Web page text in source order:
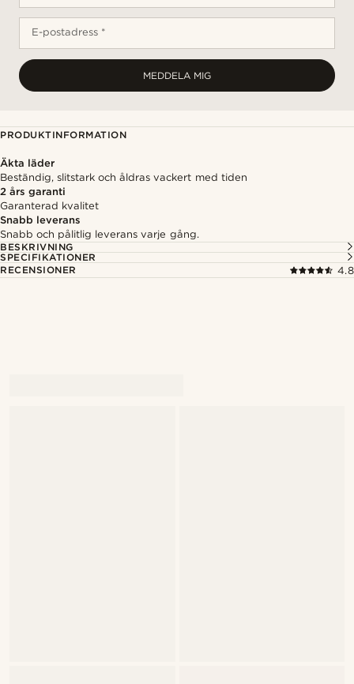
E-postadress *
MEDDELA MIG
PRODUKTINFORMATION
Äkta läder
Beständig, slitstark och åldras vackert med tiden
2 års garanti
Garanterad kvalitet
Snabb leverans
Snabb och pålitlig leverans varje gång.
BESKRIVNING
SPECIFIKATIONER
RECENSIONER
4.8